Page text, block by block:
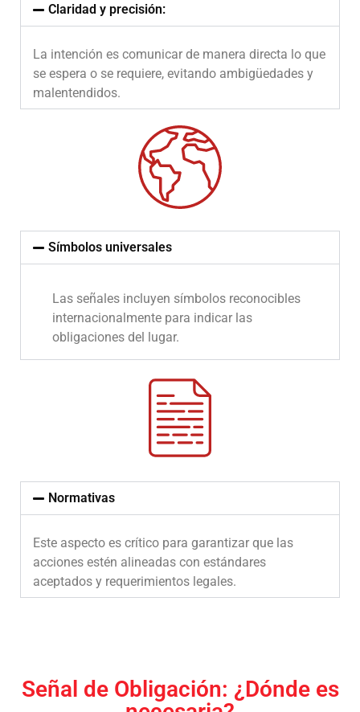
Claridad y precisión:
La intención es comunicar de manera directa lo que
se espera o se requiere, evitando ambigüedades y
malentendidos.
Símbolos universales
Las señales incluyen símbolos reconocibles
internacionalmente para indicar las
obligaciones del lugar.
Normativas
Este aspecto es crítico para garantizar que las
acciones estén alineadas con estándares
aceptados y requerimientos legales.
Señal de Obligación: ¿Dónde es